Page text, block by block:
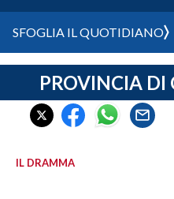
CRONACA SARDEGNA
CAGLIARI
SULCIS IGLESIENTE
SFOGLIA IL QUOTIDIANO
PROVINCIA DI
IL DRAMMA